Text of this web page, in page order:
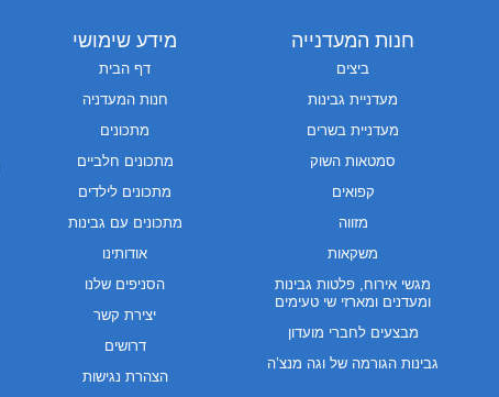
חנות המעדנייה
ביצים
מעדניית גבינות
מעדניית בשרים
סמטאות השוק
קפואים
מזווה
משקאות
מגשי אירוח, פלטות גבינות
ומעדנים ומארזי שי טעימים
מבצעים לחברי מועדון
גבינות הגורמה של וגה מנצ’ה
מידע שימושי
דף הבית
חנות המעדניה
מתכונים
מתכונים חלביים
מתכונים לילדים
מתכונים עם גבינות
אודותינו
הסניפים שלנו
יצירת קשר
דרושים
הצהרת נגישות